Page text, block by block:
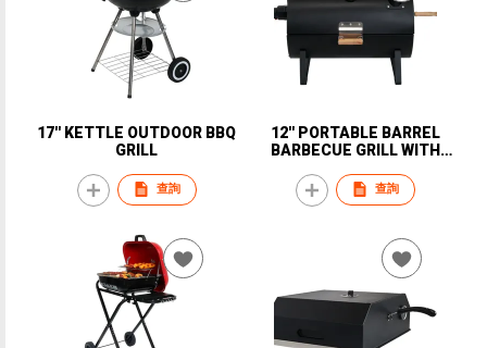
17'' KETTLE OUTDOOR BBQ
GRILL
查詢
12'' PORTABLE BARREL
BARBECUE GRILL WITH
查詢